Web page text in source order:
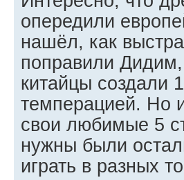
опередили
нашёл, как
поправили
китайцы создали
темперацией. Но
свои любимые 5
нужны были
играть в разных